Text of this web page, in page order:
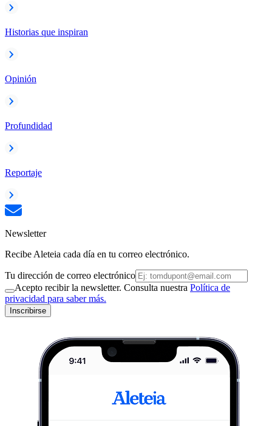
Historias que inspiran
Opinión
Profundidad
Reportaje
Newsletter
Recibe Aleteia cada día en tu correo electrónico.
Tu dirección de correo electrónico
Acepto recibir la newsletter. Consulta nuestra Política de
privacidad para saber más.
Inscribirse